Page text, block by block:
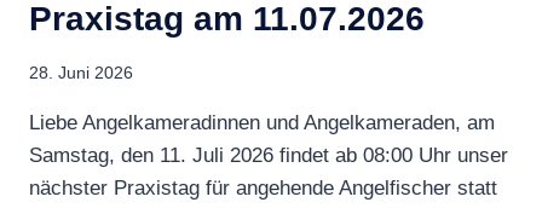
Praxistag am 11.07.2026
28. Juni 2026
Liebe Angelkameradinnen und Angelkameraden, am
Samstag, den 11. Juli 2026 findet ab 08:00 Uhr unser
nächster Praxistag für angehende Angelfischer statt